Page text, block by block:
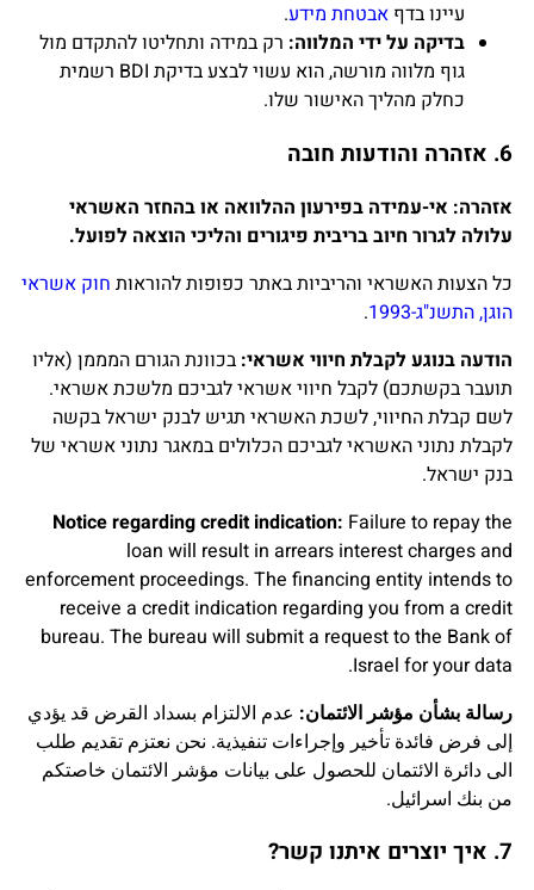
עיינו בדף אבטחת מידע.
בדיקה על ידי המלווה: רק במידה ותחליטו להתקדם מול
גוף מלווה מורשה, הוא עשוי לבצע בדיקת BDI רשמית
כחלק מהליך האישור שלו.
6. אזהרה והודעות חובה
אזהרה: אי-עמידה בפירעון ההלוואה או בהחזר האשראי
עלולה לגרור חיוב בריבית פיגורים והליכי הוצאה לפועל.
כל הצעות האשראי והריביות באתר כפופות להוראות חוק אשראי
הוגן, התשנ"ג-1993
.
הודעה בנוגע לקבלת חיווי אשראי: בכוונת הגורם המממן (אליו
תועבר בקשתכם) לקבל חיווי אשראי לגביכם מלשכת אשראי.
לשם קבלת החיווי, לשכת האשראי תגיש לבנק ישראל בקשה
לקבלת נתוני האשראי לגביכם הכלולים במאגר נתוני אשראי של
בנק ישראל.
Notice regarding credit indication: Failure to repay the
loan will result in arrears interest charges and
enforcement proceedings. The financing entity intends to
receive a credit indication regarding you from a credit
bureau. The bureau will submit a request to the Bank of
Israel for your data.
رسالة بشأن مؤشر الائتمان: عدم الالتزام بسداد القرض قد يؤدي
إلى فرض فائدة تأخير وإجراءات تنفيذية. نحن نعتزم تقديم طلب
الى دائرة الائتمان للحصول على بيانات مؤشر الائتمان خاصتكم
من بنك اسرائيل.
7. איך יוצרים איתנו קשר?